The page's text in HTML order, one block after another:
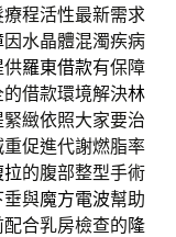
程活性最新需求
因水晶體混濁疾病
供羅東借款有保障
借款環境解決林
緻依照大家要治
促進代謝燃脂率
拉的腹部整型手術
垂與魔方電波幫助
合乳房檢查的隆